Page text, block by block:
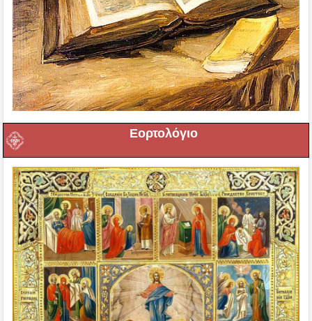
Εορτολόγιο